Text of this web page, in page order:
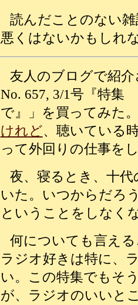
読んだことのない
悪くはないかもしれ
友人のブログで紹
No. 657, 3/1号『特
で』」を買ってみた
けれど、聴いている
って外回りの仕事を
夜、寝るとき、十
いた。いつからだろ
ということをしなく
何についても言え
ラジオ好きは特に、
い。この特集でもそ
が、ラジオのいいと